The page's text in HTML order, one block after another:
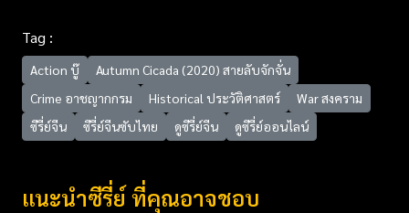
Tag :
Action บู๊
Autumn Cicada (2020) สายลับจักจั่น
Crime อาชญากกรม
Historical ประวัติศาสตร์
War สงคราม
ซีรี่ย์จีน
ซีรี่ย์จีนซับไทย ดูซีรี่ย์จีน ดูซีรี่ย์ออนไลน์
แนะนำซีรี่ย์ ที่คุณอาจชอบ